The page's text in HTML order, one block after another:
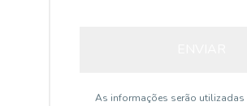
As informações serão utilizadas